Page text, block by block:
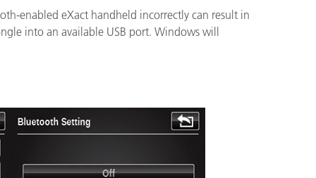
enabled eXact handheld incorrectly can result in
into an available USB port. Windows will